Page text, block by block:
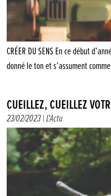
CRÉER DU SENS En ce début
donné le ton et s’assument
CUEILLEZ, CUEILLEZ
23/02/2023 |L'Actu